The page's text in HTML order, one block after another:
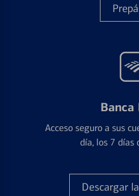
Acceso seguro a sus
día, los 7 días
Descargar